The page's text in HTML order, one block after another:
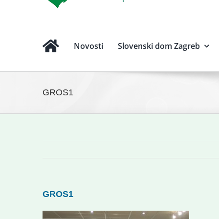
Novosti Slovenski dom Zagreb
GROS1
GROS1